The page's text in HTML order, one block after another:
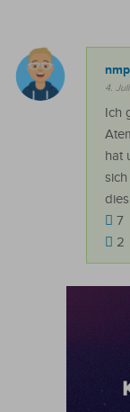
4.
Ich
hat
7
2